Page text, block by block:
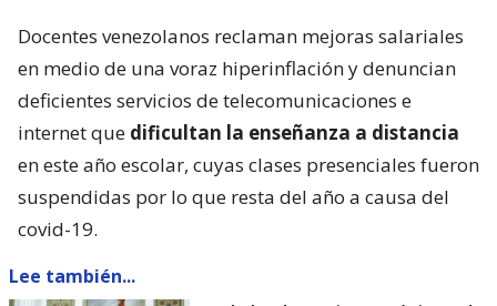
Docentes venezolanos reclaman mejoras salariales
en medio de una voraz hiperinflación y denuncian
deficientes servicios de telecomunicaciones e
internet que dificultan la enseñanza a distancia
en este año escolar, cuyas clases presenciales fueron
suspendidas por lo que resta del año a causa del
covid-19.
Lee también...